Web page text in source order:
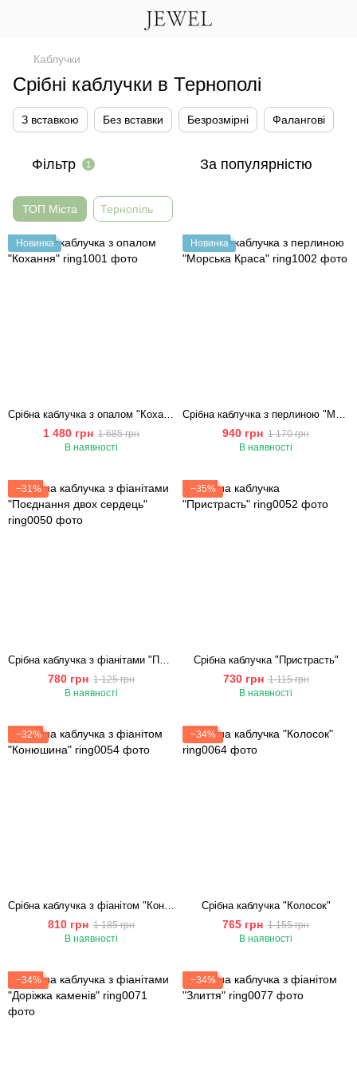
Каблучки
Срібні каблучки в Тернополі
З вставкою Без вставки Безрозмірні Фалангові
Фільтр 1 За популярністю
ТОП Міста Тернопіль
Новинка
Срібна каблучка з опалом "Кохання"
1 480 грн 1 685 грн
В наявності
Новинка
Срібна каблучка з перлиною "Морська Краса"
940 грн 1 170 грн
В наявності
−31%
Срібна каблучка з фіанітами "Поєднання двох сердець"
780 грн 1 125 грн
В наявності
−35%
Срібна каблучка "Пристрасть"
730 грн 1 115 грн
В наявності
−32%
Срібна каблучка з фіанітом "Конюшина"
810 грн 1 185 грн
В наявності
−34%
Срібна каблучка "Колосок"
765 грн 1 155 грн
В наявності
−34% −34%